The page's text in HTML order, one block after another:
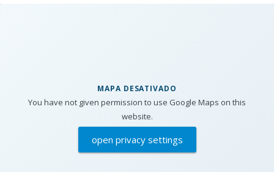
MAPA DESATIVADO
You have not given permission to use Google Maps on this
website.
open privacy settings